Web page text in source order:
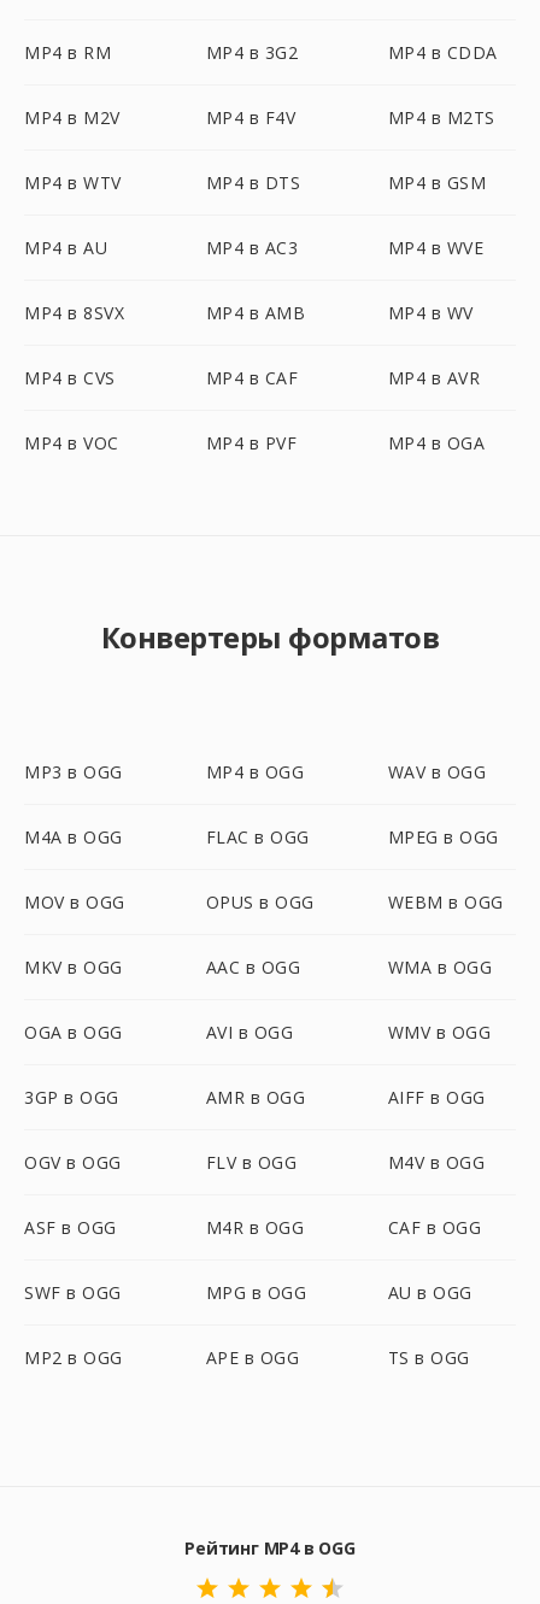
MP4 в RM MP4 в 3G2 MP4 в CDDA
MP4 в M2V MP4 в F4V MP4 в M2TS
MP4 в WTV MP4 в DTS MP4 в GSM
MP4 в AU MP4 в AC3 MP4 в WVE
MP4 в 8SVX MP4 в AMB MP4 в WV
MP4 в CVS MP4 в CAF MP4 в AVR
MP4 в VOC MP4 в PVF MP4 в OGA
Конвертеры форматов
MP3 в OGG MP4 в OGG WAV в OGG
M4A в OGG FLAC в OGG MPEG в OGG
MOV в OGG OPUS в OGG WEBM в OGG
MKV в OGG AAC в OGG WMA в OGG
OGA в OGG AVI в OGG WMV в OGG
3GP в OGG AMR в OGG AIFF в OGG
OGV в OGG FLV в OGG M4V в OGG
ASF в OGG M4R в OGG CAF в OGG
SWF в OGG MPG в OGG AU в OGG
MP2 в OGG APE в OGG TS в OGG
Рейтинг MP4 в OGG